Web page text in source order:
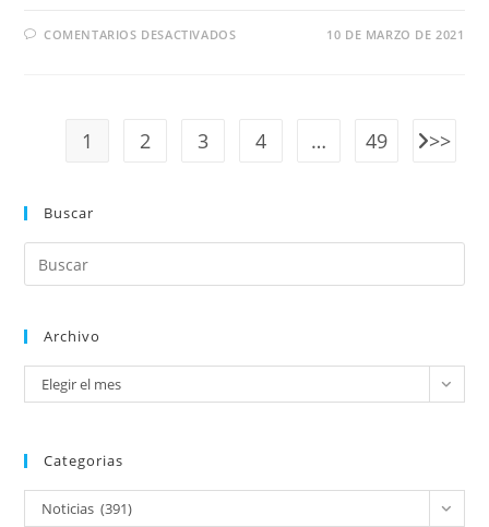
COMENTARIOS DESACTIVADOS 10 DE MARZO DE 2021
1 2 3 4 … 49
Buscar
Archivo
Elegir el mes
Categorias
Noticias (391)